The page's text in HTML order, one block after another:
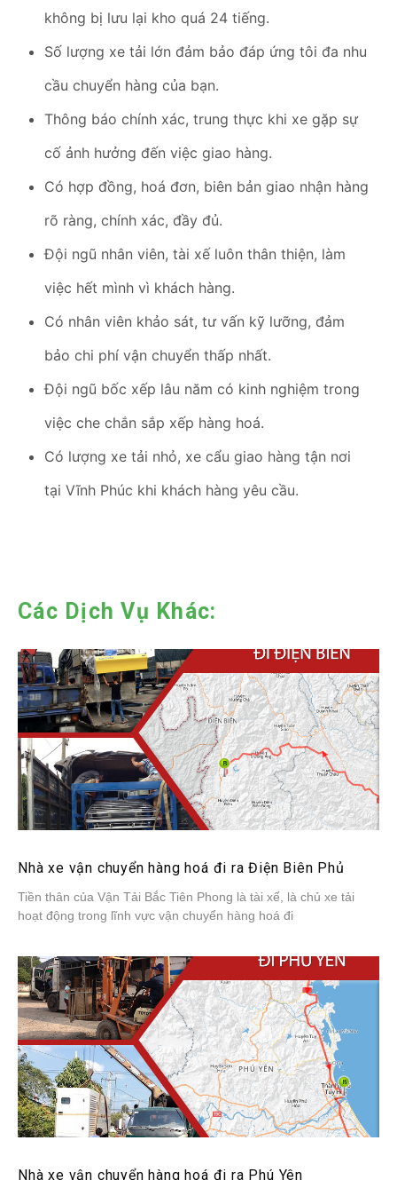
không bị lưu lại kho quá 24 tiếng.
Số lượng xe tải lớn đảm bảo đáp ứng tôi đa nhu
cầu chuyển hàng của bạn.
Thông báo chính xác, trung thực khi xe gặp sự
cố ảnh hưởng đến việc giao hàng.
Có hợp đồng, hoá đơn, biên bản giao nhận hàng
rõ ràng, chính xác, đầy đủ.
Đội ngũ nhân viên, tài xế luôn thân thiện, làm
việc hết mình vì khách hàng.
Có nhân viên khảo sát, tư vấn kỹ lưỡng, đảm
bảo chi phí vận chuyển thấp nhất.
Đội ngũ bốc xếp lâu năm có kinh nghiệm trong
việc che chắn sắp xếp hàng hoá.
Có lượng xe tải nhỏ, xe cẩu giao hàng tận nơi
tại Vĩnh Phúc khi khách hàng yêu cầu.
Các Dịch Vụ Khác:
Nhà xe vận chuyển hàng hoá đi ra Điện Biên Phủ
Tiền thân của Vận Tải Bắc Tiên Phong là tài xế, là chủ xe tải
hoạt động trong lĩnh vực vận chuyển hàng hoá đi
Nhà xe vận chuyển hàng hoá đi ra Phú Yên